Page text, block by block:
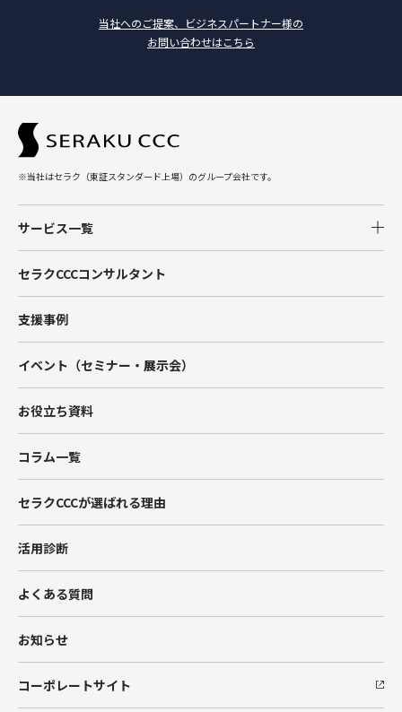
当社へのご提案、ビジネスパートナー様の
お問い合わせはこちら
※当社はセラク（東証スタンダード上場）のグループ会社です。
サービス一覧
Salesforce
Tableau
Account Engagement（旧Pardot）
Marketing Cloud
Data Cloud
セラクCCCコンサルタント
支援事例
イベント（セミナー・展示会）
お役立ち資料
コラム一覧
セラクCCCが選ばれる理由
活用診断
よくある質問
お知らせ
コーポレートサイト